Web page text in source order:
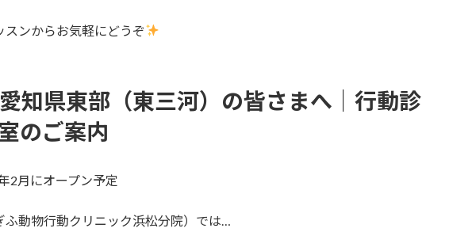
ンからお気軽にどうぞ
知県東部（東三河）の皆さまへ｜行動診
のご案内
2月にオープン予定
動物行動クリニック浜松分院）では…